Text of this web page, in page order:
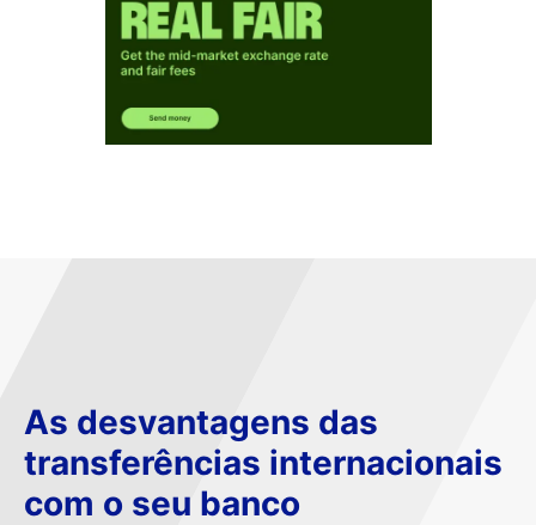
As desvantagens das
transferências internacionais
com o seu banco